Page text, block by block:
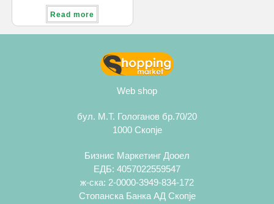
Read more
Web shop
бул. М.Т. Гологанов бр.70/20
1000 Скопје
Бизнис Маркетинг Дооел
ЕДБ: 4057022559547
ж-ска: 2-0000-3949-834-172
Стопанска Банка АД Скопје